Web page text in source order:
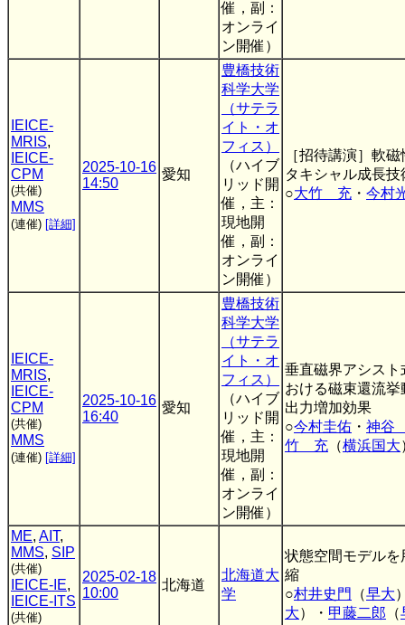
催，副：
オンライ
ン開催）
IEICE-
MRIS,
IEICE-
CPM
(共催)
MMS
(連催) [詳細]
2025-10-16
14:50
愛知
豊橋技術
科学大学
（サテラ
イト・オ
フィス）
（ハイブ
リッド開
催，主：
現地開
催，副：
オンライ
ン開催）
［招待講演］軟
タキシャル成長
○大竹 充 ・ 今村
IEICE-
MRIS,
IEICE-
CPM
(共催)
MMS
(連催) [詳細]
2025-10-16
16:40
愛知
豊橋技術
科学大学
（サテラ
イト・オ
フィス）
（ハイブ
リッド開
催，主：
現地開
催，副：
オンライ
ン開催）
垂直磁界アシス
おける磁束還流
出力増加効果
○今村圭佑 ・ 神谷
竹 充 （横浜国大
ME, AIT,
MMS, SIP
(共催)
IEICE-IE,
IEICE-ITS
(共催)
2025-02-18
10:00
北海道
北海道大
学
状態空間モデル
縮
○村井史門 （早大
大）・ 甲藤二郎 （